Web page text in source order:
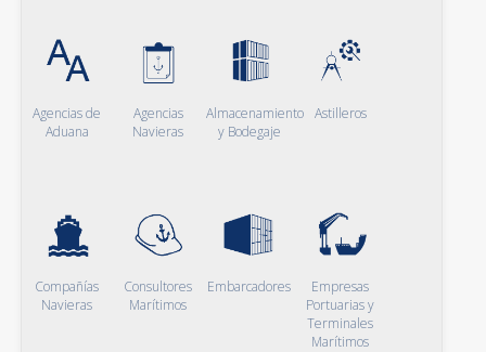
Agencias de
Aduana
Agencias
Navieras
Almacenamiento
y Bodegaje
Astilleros
Compañías
Navieras
Consultores
Marítimos
Embarcadores
Empresas
Portuarias y
Terminales
Marítimos